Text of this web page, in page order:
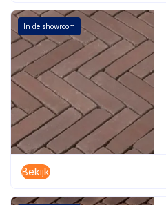
In de showroom
Bekijk